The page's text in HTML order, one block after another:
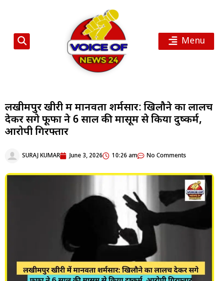
Menu
लखीमपुर खीरी में मानवता शर्मसार: खिलौने का लालच
देकर सगे फूफा ने 6 साल की मासूम से किया दुष्कर्म,
आरोपी गिरफ्तार
SURAJ KUMAR June 3, 2026 10:26 am No Comments